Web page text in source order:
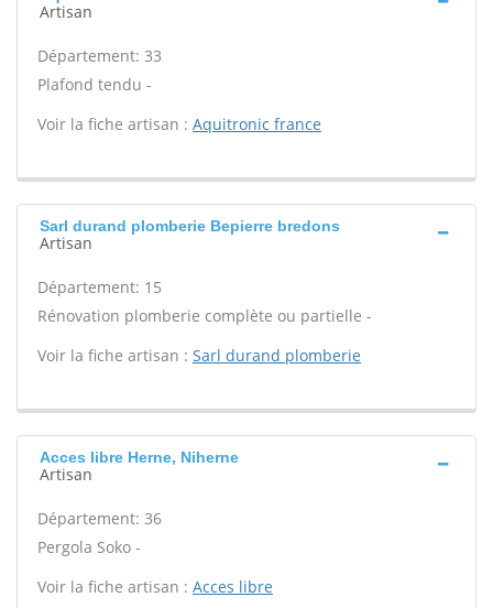
Artisan
Département: 33
Plafond tendu -
Voir la fiche artisan : Aquitronic france
Sarl durand plomberie Bepierre bredons
Artisan
Département: 15
Rénovation plomberie complète ou partielle -
Voir la fiche artisan : Sarl durand plomberie
Acces libre Herne, Niherne
Artisan
Département: 36
Pergola Soko -
Voir la fiche artisan : Acces libre